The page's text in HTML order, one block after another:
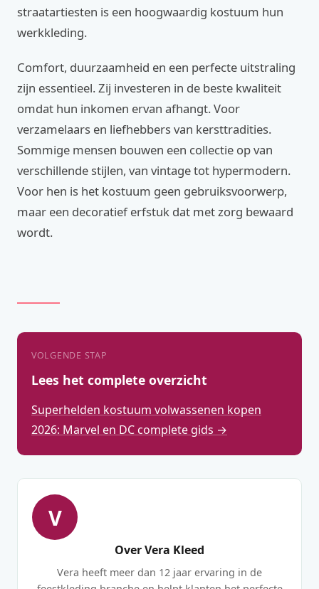
straatartiesten is een hoogwaardig kostuum hun
werkkleding.
Comfort, duurzaamheid en een perfecte uitstraling
zijn essentieel. Zij investeren in de beste kwaliteit
omdat hun inkomen ervan afhangt. Voor
verzamelaars en liefhebbers van kersttradities.
Sommige mensen bouwen een collectie op van
verschillende stijlen, van vintage tot hypermodern.
Voor hen is het kostuum geen gebruiksvoorwerp,
maar een decoratief erfstuk dat met zorg bewaard
wordt.
VOLGENDE STAP
Lees het complete overzicht
Superhelden kostuum volwassenen kopen
2026: Marvel en DC complete gids →
V
Over Vera Kleed
Vera heeft meer dan 12 jaar ervaring in de